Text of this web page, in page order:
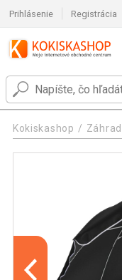
Prihlásenie Registrácia
Kokiskashop